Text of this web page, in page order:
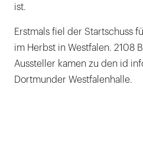
ist.
Erstmals fiel der Startschuss
im Herbst in Westfalen. 2108
Aussteller kamen zu den id
Dortmunder Westfalenhalle.